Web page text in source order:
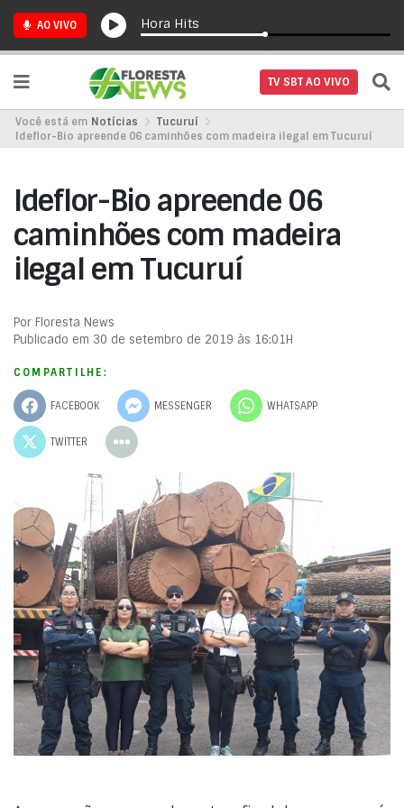
AO VIVO Hora Hits
TV SBT AO VIVO
Você está em Notícias
Tucuruí
Ideflor-Bio apreende 06 caminhões com madeira ilegal em Tucuruí
Ideflor-Bio apreende 06
caminhões com madeira
ilegal em Tucuruí
Por Floresta News
Publicado em 30 de setembro de 2019 às 16:01H
COMPARTILHE:
FACEBOOK MESSENGER WHATSAPP
TWITTER